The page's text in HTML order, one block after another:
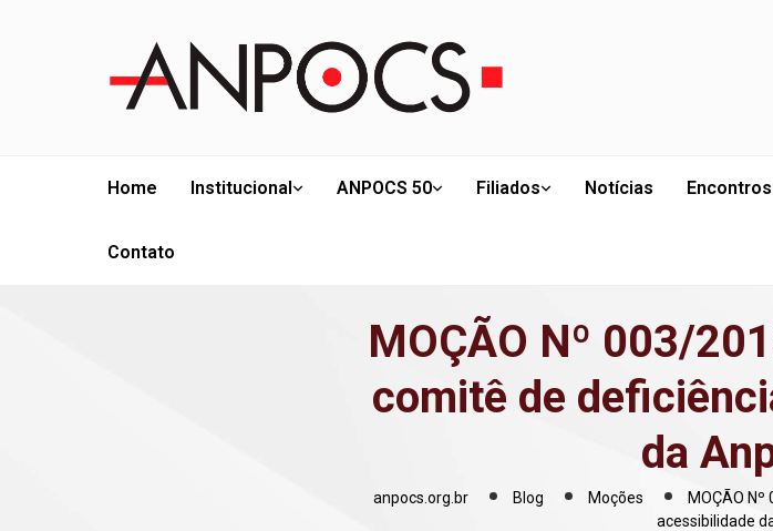
Home Institucional ANPOCS 50 Filiados Notícias
Contato
MOÇÃO Nº 003/
comitê de
da
anpocs.org.br Blog Moções
MOÇÃO
acessibilidade